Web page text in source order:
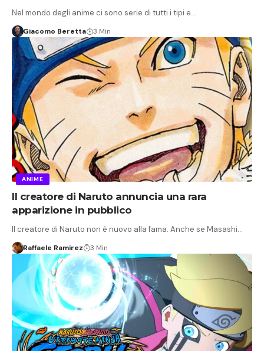
Nel mondo degli anime ci sono serie di tutti i tipi e…
Giacomo Beretta 3 Min
ANIME
Il creatore di Naruto annuncia una rara
apparizione in pubblico
Il creatore di Naruto non è nuovo alla fama. Anche se Masashi…
Raffaele Ramirez 3 Min